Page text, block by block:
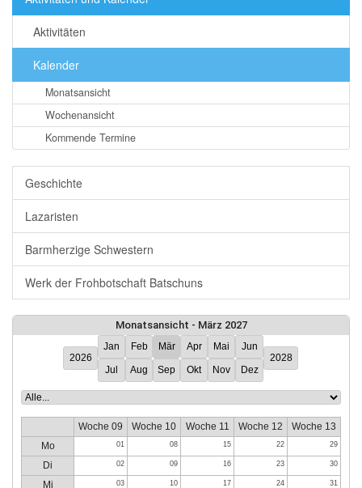
Aktivitäten
Kalender
Monatsansicht
Wochenansicht
Kommende Termine
Geschichte
Lazaristen
Barmherzige Schwestern
Werk der Frohbotschaft Batschuns
Monatsansicht - März 2027
2026
Jan Feb Mär Apr Mai Jun
Jul Aug Sep Okt Nov Dez
2028
Woche 09 Woche 10 Woche 11 Woche 12
Woche 13
Mo
01 08 15 22 29
Di 02 09 16 23 30
Mi 03 10 17 24 31